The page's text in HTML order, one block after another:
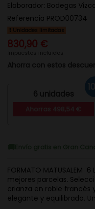
Elaborador: Bodegas
Referencia PROD00734
Unidades limitadas
830,90 €
Impuestos incluidos
Ahorra con estos
6 unidades
FORMATO MATUSALEM
mejores parcelas.
crianza en roble francés
elegante y equilibrado.